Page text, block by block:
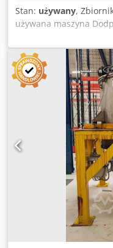
Stan: używany,
używana maszyna
Hinkel & Co Model:
robocze: 3 bary Dane
Wymiary całkowite: Ø
Konstrukcja: Zbiornik
i przykryciem,
zbiornika są
Pokrywa zbiornika jest
śrubowy. Pokrywa
Materiał: Stal